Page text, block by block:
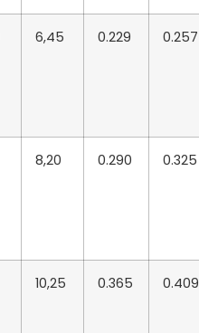
6,45 0.229 0.257
8,20 0.290 0.325
10,25 0.365 0.409